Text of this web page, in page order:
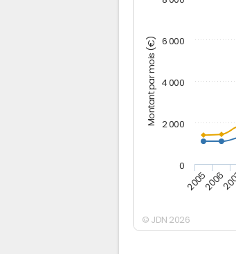
Montant par mois (€)
20052006
0
2 000
4 000
6 000
© JDN 2026